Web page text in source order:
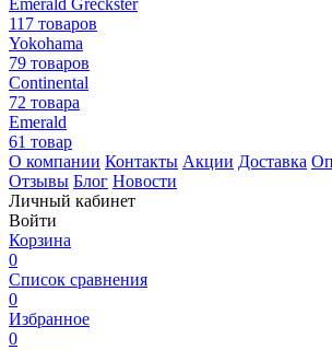
Emerald Greckster
117 товаров
Yokohama
79 товаров
Continental
72 товара
Emerald
61 товар
О компании Контакты Акции Доставка
Отзывы Блог Новости
Личный кабинет
Войти
Корзина
0
Список сравнения
0
Избранное
0